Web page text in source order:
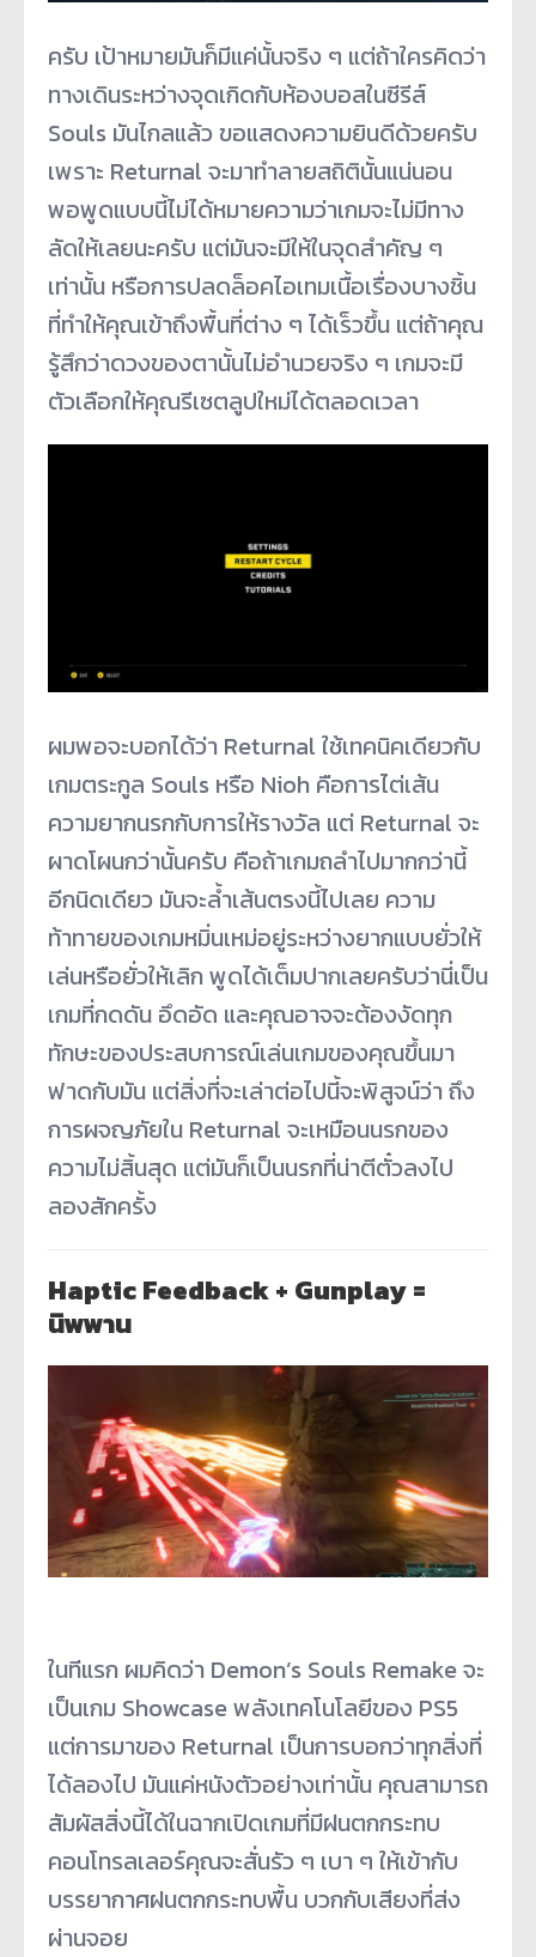
ครับ เป้าหมายมันก็มีแค่นั้นจริง ๆ แต่ถ้าใครคิดว่า
ทางเดินระหว่างจุดเกิดกับห้องบอสในซีรีส์
Souls มันไกลแล้ว ขอแสดงความยินดีด้วยครับ
เพราะ Returnal จะมาทำลายสถิตินั้นแน่นอน
พอพูดแบบนี้ไม่ได้หมายความว่าเกมจะไม่มีทาง
ลัดให้เลยนะครับ แต่มันจะมีให้ในจุดสำคัญ ๆ
เท่านั้น หรือการปลดล็อคไอเทมเนื้อเรื่องบางชิ้น
ที่ทำให้คุณเข้าถึงพื้นที่ต่าง ๆ ได้เร็วขึ้น แต่ถ้าคุณ
รู้สึกว่าดวงของตานั้นไม่อำนวยจริง ๆ เกมจะมี
ตัวเลือกให้คุณรีเซตลูปใหม่ได้ตลอดเวลา
ผมพอจะบอกได้ว่า Returnal ใช้เทคนิคเดียวกับ
เกมตระกูล Souls หรือ Nioh คือการไต่เส้น
ความยากนรกกับการให้รางวัล แต่ Returnal จะ
ผาดโผนกว่านั้นครับ คือถ้าเกมถลำไปมากกว่านี้
อีกนิดเดียว มันจะล้ำเส้นตรงนี้ไปเลย ความ
ท้าทายของเกมหมิ่นเหม่อยู่ระหว่างยากแบบยั่วให้
เล่นหรือยั่วให้เลิก พูดได้เต็มปากเลยครับว่านี่เป็น
เกมที่กดดัน อึดอัด และคุณอาจจะต้องงัดทุก
ทักษะของประสบการณ์เล่นเกมของคุณขึ้นมา
ฟาดกับมัน แต่สิ่งที่จะเล่าต่อไปนี้จะพิสูจน์ว่า ถึง
การผจญภัยใน Returnal จะเหมือนนรกของ
ความไม่สิ้นสุด แต่มันก็เป็นนรกที่น่าตีตั๋วลงไป
ลองสักครั้ง
Haptic Feedback + Gunplay =
นิพพาน
ในทีแรก ผมคิดว่า Demon’s Souls Remake จะ
เป็นเกม Showcase พลังเทคโนโลยีของ PS5
แต่การมาของ Returnal เป็นการบอกว่าทุกสิ่งที่
ได้ลองไป มันแค่หนังตัวอย่างเท่านั้น คุณสามารถ
สัมผัสสิ่งนี้ได้ในฉากเปิดเกมที่มีฝนตกกระทบ
คอนโทรลเลอร์คุณจะสั่นรัว ๆ เบา ๆ ให้เข้ากับ
บรรยากาศฝนตกกระทบพื้น บวกกับเสียงที่ส่ง
ผ่านจอย